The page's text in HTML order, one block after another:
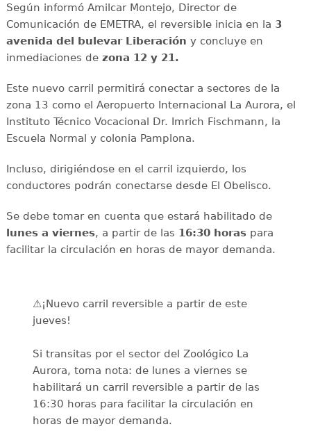
Según informó Amilcar Montejo, Director de
Comunicación de EMETRA, el reversible inicia en la 3
avenida del bulevar Liberación y concluye en
inmediaciones de zona 12 y 21.
Este nuevo carril permitirá conectar a sectores de la
zona 13 como el Aeropuerto Internacional La Aurora, el
Instituto Técnico Vocacional Dr. Imrich Fischmann, la
Escuela Normal y colonia Pamplona.
Incluso, dirigiéndose en el carril izquierdo, los
conductores podrán conectarse desde El Obelisco.
Se debe tomar en cuenta que estará habilitado de
lunes a viernes, a partir de las 16:30 horaspara
facilitar la circulación en horas de mayor demanda.
⚠️¡Nuevo carril reversible a partir de este
jueves!
Si transitas por el sector del Zoológico La
Aurora, toma nota: de lunes a viernes se
habilitará un carril reversible a partir de las
16:30 horas para facilitar la circulación en
horas de mayor demanda.